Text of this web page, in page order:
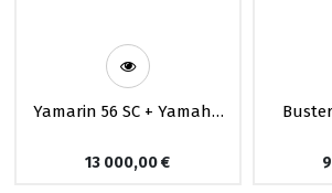
Yamarin 56 SC + Yamaha
13 000,00€